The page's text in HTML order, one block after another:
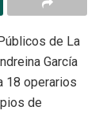
de La
García
18 operarios
de